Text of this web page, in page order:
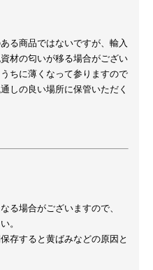
る商品ではないですが、輸入
材の匂いが移る場合がござい
ちに薄くなって参りますので
しの良い場所に保管いただく
る場合がございますので、
。
存すると黄ばみなどの原因と